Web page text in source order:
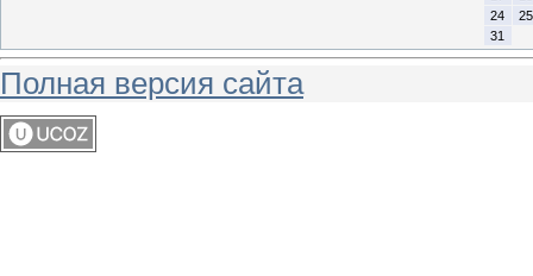
24
25
31
Полная версия сайта